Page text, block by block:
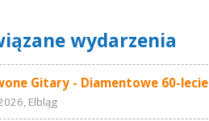
wydarzenia
Gitary - Diamentowe 60-lecie
Elbląg